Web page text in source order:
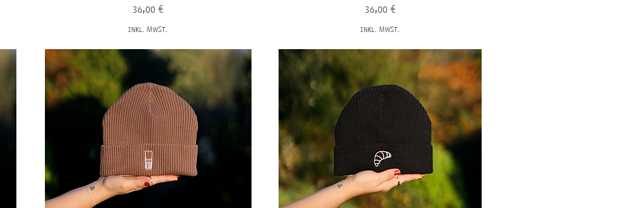
Preis
36,00 €
inkl. MwSt.
Preis
36,00 €
inkl. MwSt.